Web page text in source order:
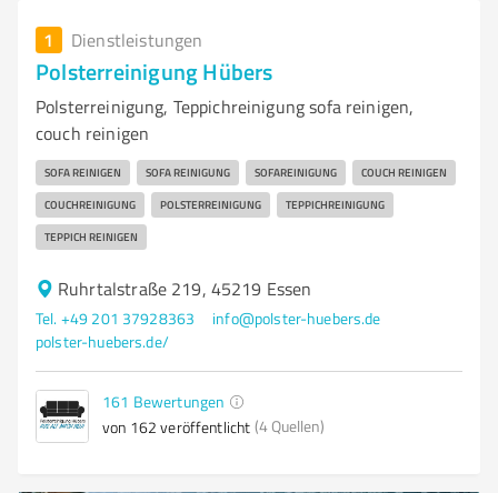
1 Dienstleistungen
Polsterreinigung Hübers
Polsterreinigung, Teppichreinigung sofa reinigen,
couch reinigen
SOFA REINIGEN SOFA REINIGUNG SOFAREINIGUNG COUCH REINIGEN
COUCHREINIGUNG POLSTERREINIGUNG TEPPICHREINIGUNG
TEPPICH REINIGEN
Ruhrtalstraße 219, 45219 Essen
Tel. +49 201 37928363
info@polster-huebers.de
polster-huebers.de/
161 Bewertungen
von 162 veröffentlicht (4 Quellen)